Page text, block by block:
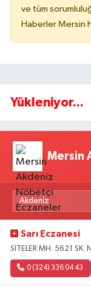
ve tüm
Haberler Mersin
Yükleniyor...
Mersin
Sarı Eczanesi
SİTELER MH. 5621 SK.
0 (324) 336 04 43